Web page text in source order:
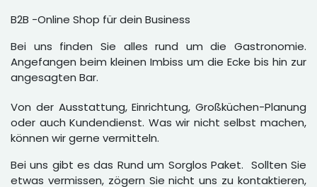
B2B -Online Shop für dein Business
Bei uns finden Sie alles rund um die Gastronomie.
Angefangen beim kleinen Imbiss um die Ecke bis hin zur
angesagten Bar.
Von der Ausstattung, Einrichtung, Großküchen-Planung
oder auch Kundendienst. Was wir nicht selbst machen,
können wir gerne vermitteln.
Bei uns gibt es das Rund um Sorglos Paket. Sollten Sie
etwas vermissen, zögern Sie nicht uns zu kontaktieren,